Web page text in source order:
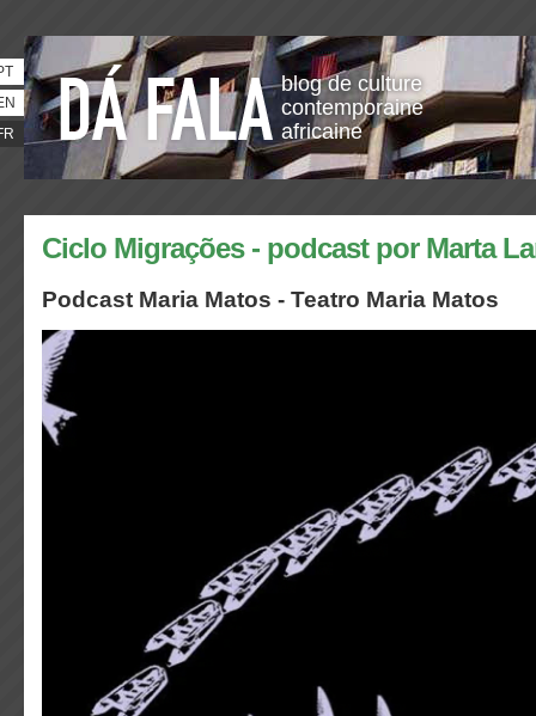
blog de culture
contemporaine
africaine
Ciclo Migrações - podcast por Marta
Podcast Maria Matos - Teatro Maria Matos